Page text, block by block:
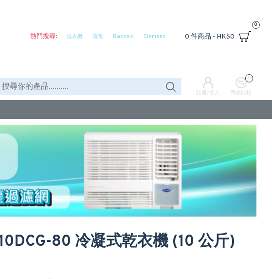
聘 熱門搜尋: 洗衣機 電視 Rasonic Siemens 0 件商品 - HK$0
0
註冊/登入 商品比較
0
80 冷凝式乾衣機 (10 公斤)